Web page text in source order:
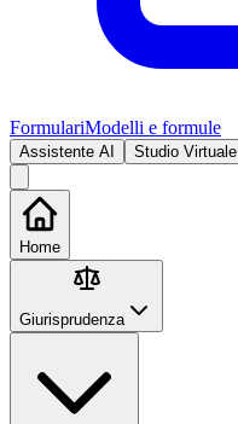
FormulariModelli e formule
Assistente AI Studio Virtuale
Home
Giurisprudenza